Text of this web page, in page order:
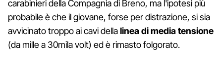
carabinieri della Compagnia di Breno, ma l'ipotesi più
probabile è che il giovane, forse per distrazione, si sia
avvicinato troppo ai cavi dellalinea di media tensione
(da mille a 30mila volt) ed è rimasto folgorato.